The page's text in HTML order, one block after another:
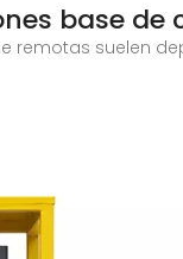
base de
remotas suelen